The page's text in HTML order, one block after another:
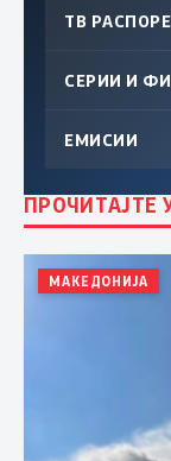
ТВ
СЕРИИ И
ЕМИСИИ
ПРОЧИТАЈТЕ
МАКЕДОНИЈА